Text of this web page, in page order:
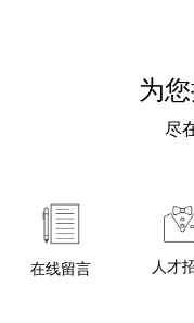
为
尽
在线留言 人才